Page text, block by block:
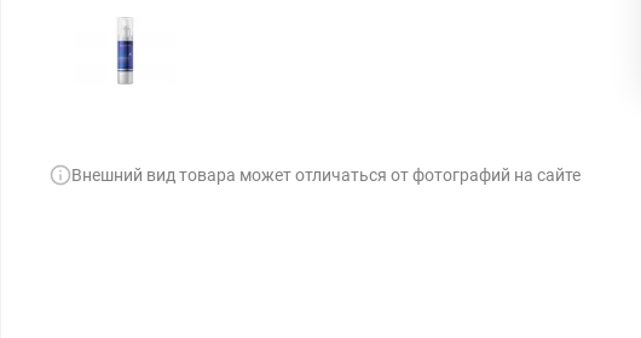
Внешний вид товара может отличаться от фотографий на сайте